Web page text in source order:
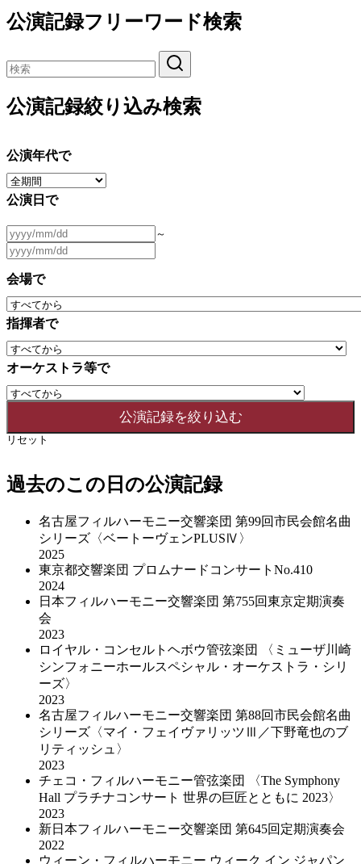
公演記録フリーワード検索
公演記録絞り込み検索
公演年代で
公演日で
～
会場で
指揮者で
オーケストラ等で
リセット
過去のこの日の公演記録
名古屋フィルハーモニー交響楽団 第99回市民会館名曲
シリーズ〈ベートーヴェンPLUSⅣ〉
2025
東京都交響楽団 プロムナードコンサートNo.410
2024
日本フィルハーモニー交響楽団 第755回東京定期演奏
会
2023
ロイヤル・コンセルトヘボウ管弦楽団 〈ミューザ川崎
シンフォニーホールスペシャル・オーケストラ・シリ
ーズ〉
2023
名古屋フィルハーモニー交響楽団 第88回市民会館名曲
シリーズ〈マイ・フェイヴァリッツⅢ／下野竜也のブ
リティッシュ〉
2023
チェコ・フィルハーモニー管弦楽団 〈The Symphony
Hall プラチナコンサート 世界の巨匠とともに 2023〉
2023
新日本フィルハーモニー交響楽団 第645回定期演奏会
2022
ウィーン・フィルハーモニー ウィーク イン ジャパン